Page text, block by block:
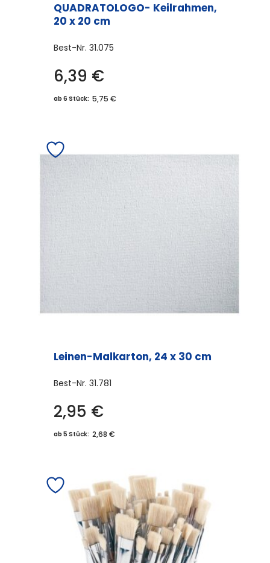
QUADRATOLOGO- Keilrahmen,
20 x 20 cm
Best-Nr. 31.075
6,39 €
ab 6 Stück: 5,75 €
Leinen-Malkarton, 24 x 30 cm
Best-Nr. 31.781
2,95 €
ab 5 Stück: 2,68 €